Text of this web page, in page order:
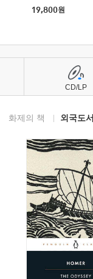
19,800원
화제의 책 외국도서
CD/LP